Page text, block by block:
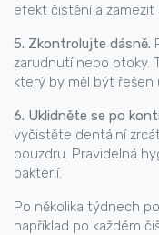
efekt čistění a zamezit
5. Zkontrolujte dásně.
zarudnutí nebo otoky.
který by měl být řešen
6. Uklidněte se po
vyčistěte dentální
pouzdru. Pravidelná
bakterií.
Po několika týdnech
například po každém